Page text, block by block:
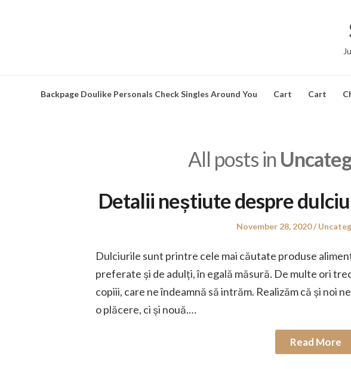
Backpage Doulike Personals Check Singles Around You Cart Cart
All posts in
Detalii neștiute despre
Posted
November 28, 2020
Posted
Dulciurile sunt printre cele mai căutate produse
preferate și de adulți, în egală măsură. De multe ori
copiii, care ne îndeamnă să intrăm. Realizăm că și noi
o plăcere, ci și nouă.…
Read More